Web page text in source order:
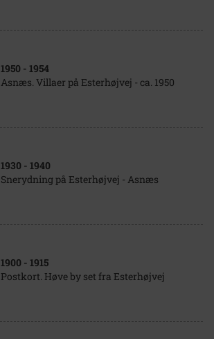
1950 - 1954
Asnæs. Villaer på Esterhøjvej - ca. 1950
1930 - 1940
Snerydning på Esterhøjvej - Asnæs
1900 - 1915
Postkort. Høve by set fra Esterhøjvej